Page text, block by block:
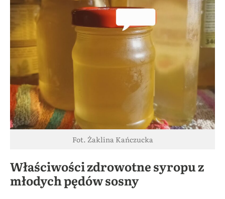
Fot. Żaklina Kańczucka
Właściwości zdrowotne syropu z
młodych pędów sosny